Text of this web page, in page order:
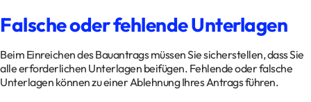
Falsche oder fehlende Unterlagen
Beim Einreichen des Bauantrags müssen Sie sicherstellen, dass Sie
alle erforderlichen Unterlagen beifügen. Fehlende oder falsche
Unterlagen können zu einer Ablehnung Ihres Antrags führen.